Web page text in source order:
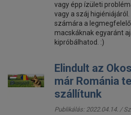
vagy épp ízületi
vagy a száj
számára a
macskáknak egyaránt
kipróbálhatod. :)
Elindult az
már Románia
szállítunk
Publikálás: 2022.04.14. /